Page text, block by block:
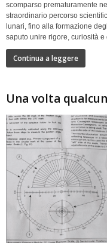
scomparso prematuramente
straordinario percorso
lunari, fino alla formazione
saputo unire rigore, curiosità e
Continua a leggere
Una volta